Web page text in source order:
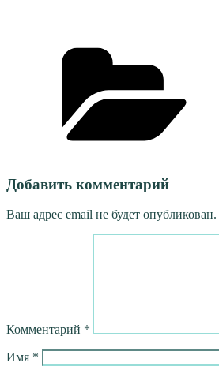
Добавить комментарий
Ваш адрес email не будет опубликован.
Комментарий *
Имя *